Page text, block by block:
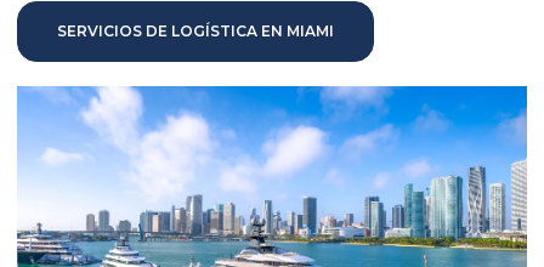
SERVICIOS DE LOGÍSTICA EN MIAMI